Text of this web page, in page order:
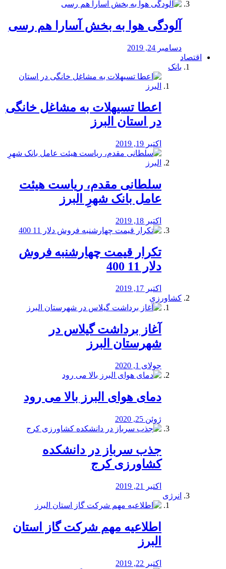
آلودگی هوا به بخش آسارا هم رسی
دسامبر 24, 2019
اقتصاد
بانک
️اعطا تسیهلات به مشاغل خانگی
در استان البرز
اکتبر 19, 2019
سلطانی مقدم، ریاست هیئت
عامل بانک شهرِ البرز
اکتبر 18, 2019
تکرار قیمت چهارشنبه فروش
دلار 11 400
اکتبر 17, 2019
کشاورزی
آغاز برداشت گیلاس در
شهرستان البرز
جولای 1, 2020
دمای هوای البرز بالا می رود
ژوئن 25, 2020
جذب سرباز در دانشکده
کشاورزی کرج
اکتبر 21, 2019
انرژی
️اطلاعیه مهم شرکت گاز استان
البرز
اکتبر 22, 2019